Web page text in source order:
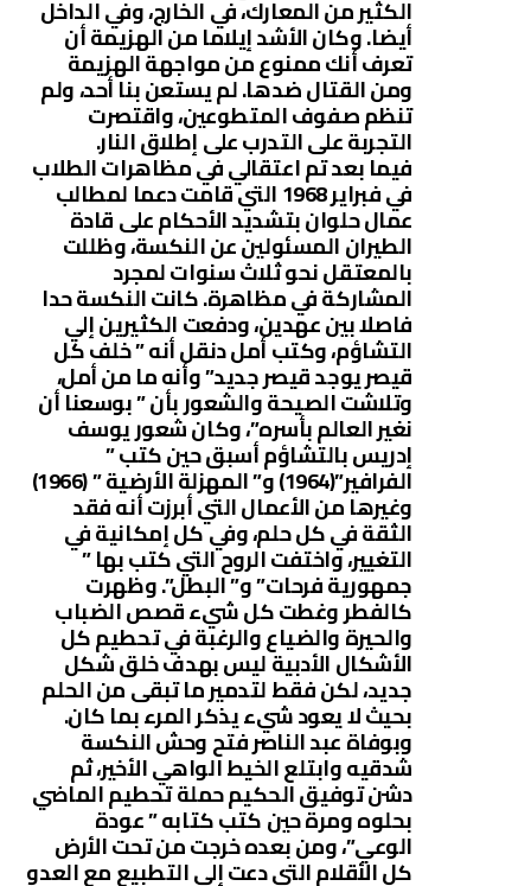
الكثير من المعارك، في الخارج، وفي الداخل
أيضا. وكان الأشد إيلاما من الهزيمة أن
تعرف أنك ممنوع من مواجهة الهزيمة
ومن القتال ضدها. لم يستعن بنا أحد، ولم
تنظم صفوف المتطوعين، واقتصرت
التجربة على التدرب على إطلاق النار.
فيما بعد تم اعتقالي في مظاهرات الطلاب
في فبراير 1968 التي قامت دعما لمطالب
عمال حلوان بتشديد الأحكام على قادة
الطيران المسئولين عن النكسة، وظللت
بالمعتقل نحو ثلاث سنوات لمجرد
المشاركة في مظاهرة. كانت النكسة حدا
فاصلا بين عهدين، ودفعت الكثيرين إلي
التشاؤم، وكتب أمل دنقل أنه ” خلف كل
قيصر يوجد قيصر جديد” وأنه ما من أمل،
وتلاشت الصيحة والشعور بأن ” بوسعنا أن
نغير العالم بأسره”، وكان شعور يوسف
إدريس بالتشاؤم أسبق حين كتب ”
الفرافير”(1964) و” المهزلة الأرضية ” (1966)
وغيرها من الأعمال التي أبرزت أنه فقد
الثقة في كل حلم، وفي كل إمكانية في
التغيير، واختفت الروح التي كتب بها ”
جمهورية فرحات” و” البطل”. وظهرت
كالفطر وغطت كل شيء قصص الضباب
والحيرة والضياع والرغبة في تحطيم كل
الأشكال الأدبية ليس بهدف خلق شكل
جديد، لكن فقط لتدمير ما تبقى من الحلم
بحيث لا يعود شيء يذكر المرء بما كان.
وبوفاة عبد الناصر فتح وحش النكسة
شدقيه وابتلع الخيط الواهي الأخير، ثم
دشن توفيق الحكيم حملة تحطيم الماضي
بحلوه ومرة حين كتب كتابه ” عودة
الوعي”، ومن بعده خرجت من تحت الأرض
كل الأقلام التي دعت إلي التطبيع مع العدو